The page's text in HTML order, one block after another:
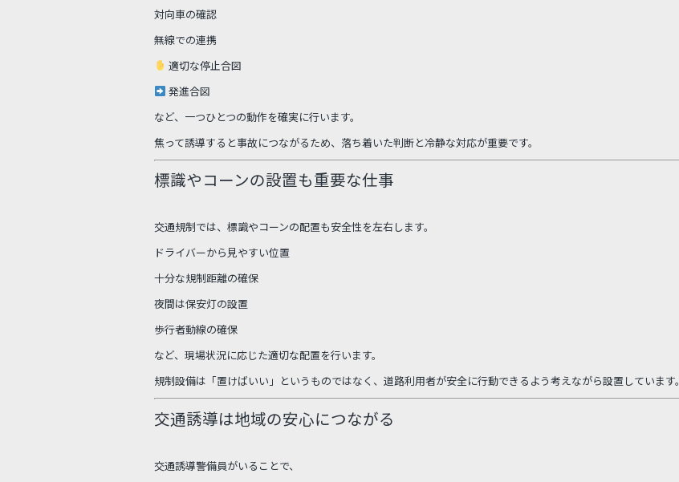
対向車の確認
無線での連携
適切な停止合図
発進合図
など、一つひとつの動作を確実に行います。
焦って誘導すると事故につながるため、落ち着いた判断と冷静な対応が重要です。
標識やコーンの設置も重要な仕事
交通規制では、標識やコーンの配置も安全性を左右します。
ドライバーから見やすい位置
十分な規制距離の確保
夜間は保安灯の設置
歩行者動線の確保
など、現場状況に応じた適切な配置を行います。
規制設備は「置けばいい」というものではなく、道路利用者が安全に行動できるよう考えながら設置しています。
交通誘導は地域の安心につながる
交通誘導警備員がいることで、